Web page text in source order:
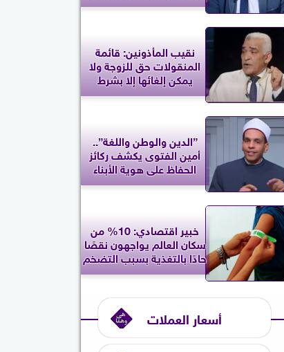
نقيب المأذونين: قائمة
المنقولات حق للزوجة ولا
يمكن إلغائها إلا بشرط
”الدين والوطن واللغة”..
أمين الفتوى يكشف ركائز
الحفاظ على هوية الأبناء
خبير اقتصادي: 10% من
سكان العالم يواجهون نقصًا
حادًا بالتغذية بسبب التضخم
أسعار العملات